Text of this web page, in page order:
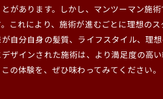
があります。しかし、マンツーマン施
これにより、施術が進むごとに理想の
自分自身の髪質、ライフスタイル、理
ザインされた施術は、より満足度の高
の体験を、ぜひ味わってみてください。